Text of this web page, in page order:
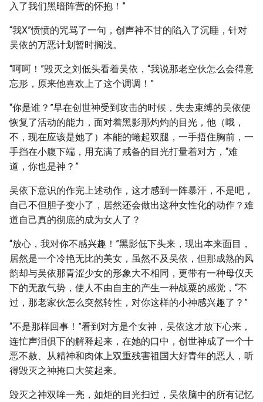
入了我们黑暗阵营的怀抱！”
“我X”愤愤的咒骂了一句，创声神不甘的陷入了沉睡，针对
吴依的万恶计划暂时搁浅。
“呵呵！”毁灭之刘低头看着吴依，“我说那老空伙怎么会得意
忘形，原来他喜欢上了这个调调！”
“你是谁？”早在创世神受到攻击的时候，失去束缚的吴依便
恢复了活动的能力，面对着黑影那灼灼的目光，他（哦，
不，现在应该是她了）本能的蜷起双腿，一手捂住胸前，一
手挡在小腹下端，用充满了戒备的目光打量着对方，“难
道，你也是神？”
吴依下意识的作完上述动作，这才感到一阵暴汗，不是吧，
自己不但胆子变小了，居然还会做出这种女性化的动作？难
道自己真的彻底的成为女人了？
“放心，我对你不感兴趣！”黑影低下头来，现出本来面目，
居然是一个冷艳无比的美女，虽然不及吴依，但那成熟的风
韵却与吴依那青涩少女的形象大不相同，更带有一种母仪天
下的无敌气势，使人不由自主的产生一种战粟的感觉，“不
过，那老家伙怎么突然转性，对你这样的小神感兴趣了？”
“不是那样回事！”看到对方是个女神，吴依这才放下心来，
连忙声泪俱下的解释起来，在她的口中，创世神成了一个十
恶不赦、从精神和肉体上双重残害祖国大好青年的恶人，听
得毁灭之神掩口大笑起来。
毁灭之神双眸一亮，如炬的目光扫过，吴依脑中的所有记忆